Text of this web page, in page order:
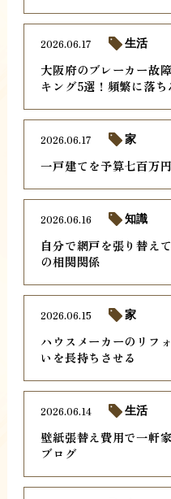
大阪府のブレーカー故
キング5選！頻繁に落
2026.06.17 生活
一戸建てを予算七百万
2026.06.17 家
自分で網戸を張り替え
の相関関係
2026.06.16 知識
ハウスメーカーのリフ
いを長持ちさせる
2026.06.15 家
壁紙張替え費用で一軒
ブログ
2026.06.14 生活